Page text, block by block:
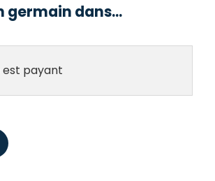
germain dans...
payant